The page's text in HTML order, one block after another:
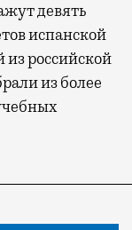
девять
испанской
российской
из более